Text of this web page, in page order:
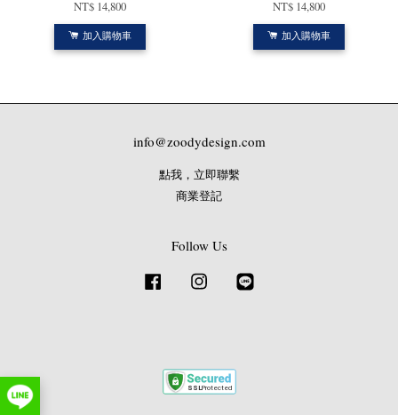
NT$ 14,800
加入購物車
NT$ 14,800
加入購物車
info@zoodydesign.com
點我，立即聯繫
商業登記
Follow Us
Facebook Instagram